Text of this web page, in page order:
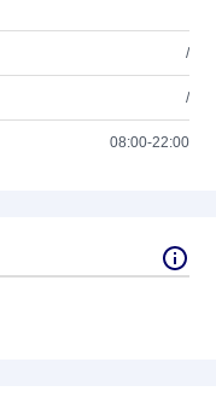
/
/
08:00-22:00